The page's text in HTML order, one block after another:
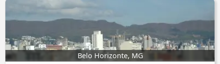
Belo Horizonte, MG